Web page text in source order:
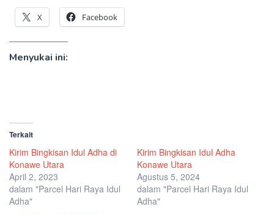
X Facebook
Menyukai ini:
Terkait
Kirim Bingkisan Idul Adha di
Konawe Utara
April 2, 2023
dalam "Parcel Hari Raya Idul
Adha"
Kirim Bingkisan Idul Adha
Konawe Utara
Agustus 5, 2024
dalam "Parcel Hari Raya Idul
Adha"